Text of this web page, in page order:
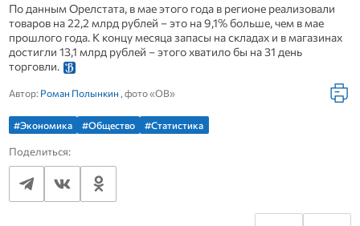
По данным Орелстата, в мае этого года в регионе реализовали
товаров на 22,2 млрд рублей – это на 9,1% больше, чем в мае
прошлого года. К концу месяца запасы на складах и в магазинах
достигли 13,1 млрд рублей – этого хватило бы на 31 день
торговли.
Автор: Роман Полынкин , фото «ОВ»
#Экономика #Общество #Статистика
Поделиться: